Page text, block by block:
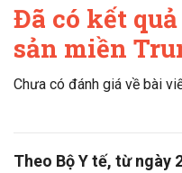
Đã có kết
sản miền
Chưa có đánh giá về bài
Theo Bộ Y tế, từ ngày